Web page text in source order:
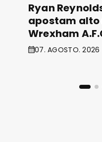
Ryan
apostam alto
Wrexham
07. AGOSTO. 2026